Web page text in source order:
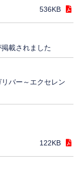
536KB
載されました
バー～エクセレン
122KB